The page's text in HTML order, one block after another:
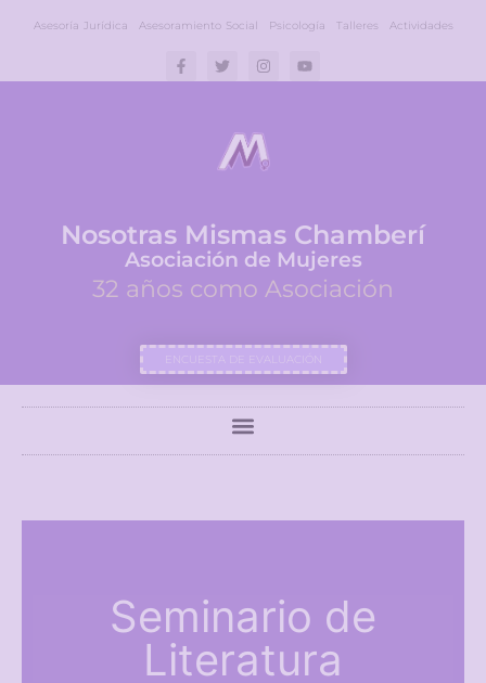
Asesoría Jurídica Asesoramiento Social Psicología Talleres Actividades
Nosotras Mismas Chamberí
Asociación de Mujeres
32 años como Asociación
ENCUESTA DE EVALUACIÓN
Seminario de
Literatura